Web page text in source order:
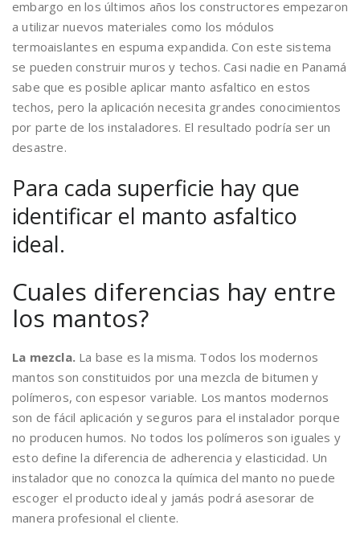
embargo en los últimos años los constructores empezaron
a utilizar nuevos materiales como los módulos
termoaislantes en espuma expandida. Con este sistema
se pueden construir muros y techos. Casi nadie en Panamá
sabe que es posible aplicar manto asfaltico en estos
techos, pero la aplicación necesita grandes conocimientos
por parte de los instaladores. El resultado podría ser un
desastre.
Para cada superficie hay que
identificar el manto asfaltico
ideal.
Cuales diferencias hay entre
los mantos?
La mezcla. La base es la misma. Todos los modernos
mantos son constituidos por una mezcla de bitumen y
polímeros, con espesor variable. Los mantos modernos
son de fácil aplicación y seguros para el instalador porque
no producen humos. No todos los polímeros son iguales y
esto define la diferencia de adherencia y elasticidad. Un
instalador que no conozca la química del manto no puede
escoger el producto ideal y jamás podrá asesorar de
manera profesional el cliente.